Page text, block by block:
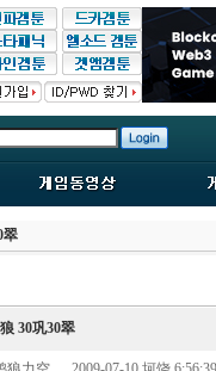
翠
30巩30翠